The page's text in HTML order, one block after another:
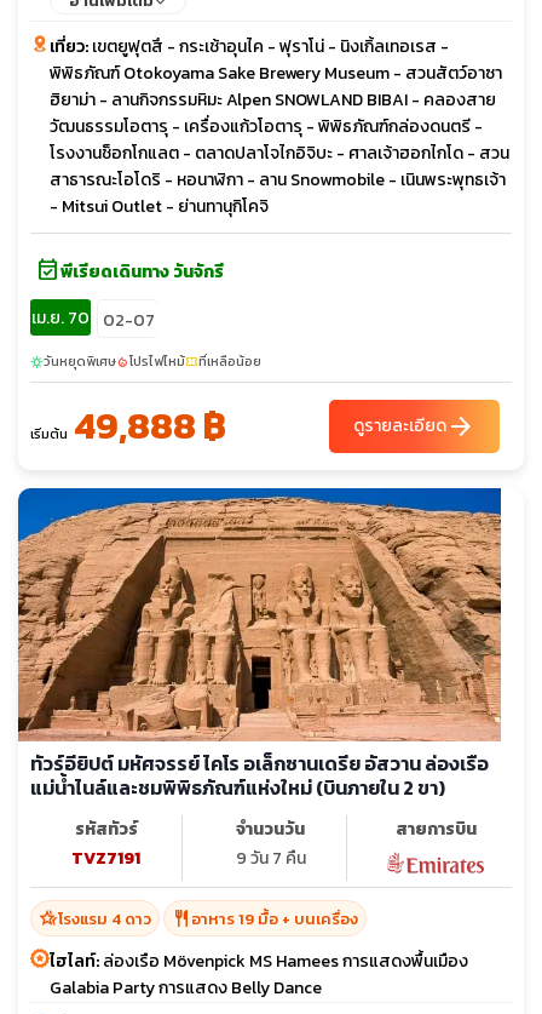
เที่ยว:เขตยูฟุตสึ - กระเช้าอุนไค - ฟุราโน่ - นิงเกิ้ลเทอเรส -
พิพิธภัณฑ์ Otokoyama Sake Brewery Museum - สวนสัตว์อาซา
ฮิยาม่า - ลานกิจกรรมหิมะ Alpen SNOWLAND BIBAI - คลองสาย
วัฒนธรรมโอตารุ - เครื่องแก้วโอตารุ - พิพิธภัณฑ์กล่องดนตรี -
โรงงานช็อกโกแลต - ตลาดปลาโจไกอิจิบะ - ศาลเจ้าฮอกไกโด - สวน
สาธารณะโอโดริ - หอนาฬิกา - ลาน Snowmobile - เนินพระพุทธเจ้า
- Mitsui Outlet - ย่านทานุกิโคจิ
event_availableพีเรียดเดินทาง วันจักรี
เม.ย. 70
02-07
sunnyวันหยุดพิเศษlocal_fire_departmentโปรไฟไหม้confirmation_numberที่เหลือน้อย
เริ่มต้น 49,888 ฿ ดูรายละเอียดarrow_forward
ทัวร์อียิปต์ มหัศจรรย์ ไคโร อเล็กซานเดรีย อัสวาน ล่องเรือ
แม่น้ำไนล์และชมพิพิธภัณฑ์แห่งใหม่ (บินภายใน 2 ขา)
รหัสทัวร์
TVZ7191
จำนวนวัน
9 วัน 7 คืน
สายการบิน
hotel_classโรงแรม 4 ดาว restaurant อาหาร 19 มื้อ + บนเครื่อง
ไฮไลท์:ล่องเรือ Mövenpick MS Hamees การแสดงพื้นเมือง
Galabia Party การแสดง Belly Dance